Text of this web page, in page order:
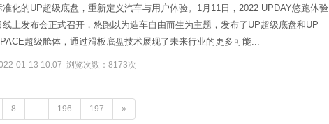
准化的UP超级底盘，重新定义汽车与用户体验。1月11日，2022 UPDAY悠跑体验
线上发布会正式召开，悠跑以为造车自由而生为主题，发布了UP超级底盘和UP
超级舱体，通过滑板底盘技术展现了未来行业的更多可能...
01-13 10:07 浏览次数：8173次
8 ... 196 197 »